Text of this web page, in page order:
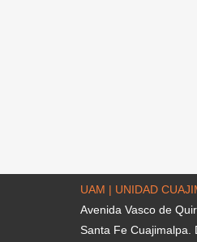
UAM | UNIDAD
Avenida Vasco de
Santa Fe Cuajimalpa.